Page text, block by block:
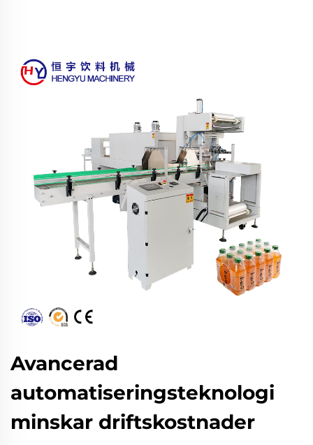
Avancerad
automatiseringsteknologi
minskar driftskostnader